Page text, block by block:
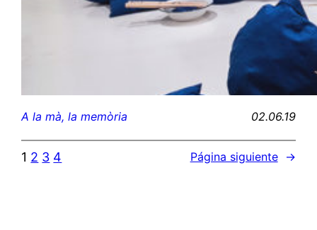
A la mà, la memòria 02.06.19
1 2 3 4 Página siguiente →